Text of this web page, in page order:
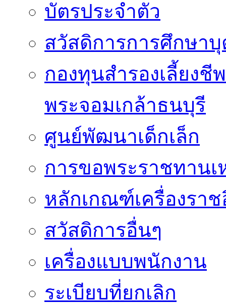
บัตรประจำตัว
สวัสดิการการศึกษาบุ
กองทุนสำรองเลี้ยง
พระจอมเกล้าธนบุรี
ศูนย์พัฒนาเด็กเล็ก
การขอพระราชทาน
หลักเกณฑ์เครื่องรา
สวัสดิการอื่นๆ
เครื่องแบบพนักงาน
ระเบียบที่ยกเลิก